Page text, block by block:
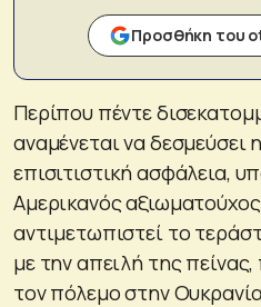
Προσθήκη του
Περίπου πέντε
αναμένεται να δεσμεύσει η
επισιτιστική ασφάλεια,
Αμερικανός
αντιμετωπιστεί το
με την απειλή της
τον πόλεμο στην